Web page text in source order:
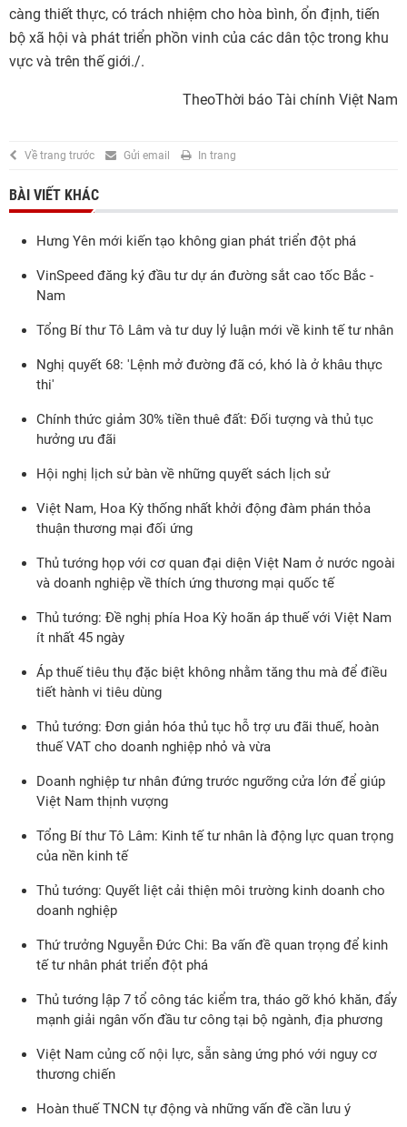
càng thiết thực, có trách nhiệm cho hòa bình, ổn định, tiến
bộ xã hội và phát triển phồn vinh của các dân tộc trong khu
vực và trên thế giới./.
TheoThời báo Tài chính Việt Nam
Về trang trước Gửi email In trang
BÀI VIẾT KHÁC
Hưng Yên mới kiến tạo không gian phát triển đột phá
VinSpeed đăng ký đầu tư dự án đường sắt cao tốc Bắc -
Nam
Tổng Bí thư Tô Lâm và tư duy lý luận mới về kinh tế tư nhân
Nghị quyết 68: 'Lệnh mở đường đã có, khó là ở khâu thực
thi'
Chính thức giảm 30% tiền thuê đất: Đối tượng và thủ tục
hưởng ưu đãi
Hội nghị lịch sử bàn về những quyết sách lịch sử
Việt Nam, Hoa Kỳ thống nhất khởi động đàm phán thỏa
thuận thương mại đối ứng
Thủ tướng họp với cơ quan đại diện Việt Nam ở nước ngoài
và doanh nghiệp về thích ứng thương mại quốc tế
Thủ tướng: Đề nghị phía Hoa Kỳ hoãn áp thuế với Việt Nam
ít nhất 45 ngày
Áp thuế tiêu thụ đặc biệt không nhằm tăng thu mà để điều
tiết hành vi tiêu dùng
Thủ tướng: Đơn giản hóa thủ tục hỗ trợ ưu đãi thuế, hoàn
thuế VAT cho doanh nghiệp nhỏ và vừa
Doanh nghiệp tư nhân đứng trước ngưỡng cửa lớn để giúp
Việt Nam thịnh vượng
Tổng Bí thư Tô Lâm: Kinh tế tư nhân là động lực quan trọng
của nền kinh tế
Thủ tướng: Quyết liệt cải thiện môi trường kinh doanh cho
doanh nghiệp
Thứ trưởng Nguyễn Đức Chi: Ba vấn đề quan trọng để kinh
tế tư nhân phát triển đột phá
Thủ tướng lập 7 tổ công tác kiểm tra, tháo gỡ khó khăn, đẩy
mạnh giải ngân vốn đầu tư công tại bộ ngành, địa phương
Việt Nam củng cố nội lực, sẵn sàng ứng phó với nguy cơ
thương chiến
Hoàn thuế TNCN tự động và những vấn đề cần lưu ý